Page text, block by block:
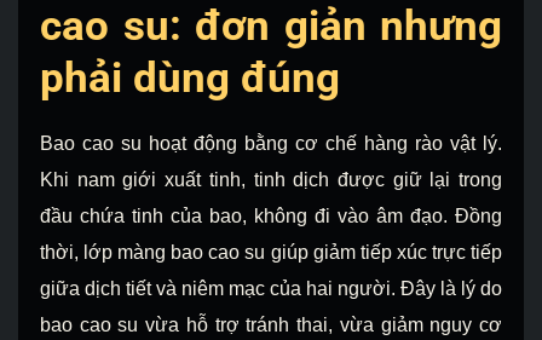
cao su: đơn giản nhưng
phải dùng đúng
Bao cao su hoạt động bằng cơ chế hàng rào vật lý.
Khi nam giới xuất tinh, tinh dịch được giữ lại trong
đầu chứa tinh của bao, không đi vào âm đạo. Đồng
thời, lớp màng bao cao su giúp giảm tiếp xúc trực tiếp
giữa dịch tiết và niêm mạc của hai người. Đây là lý do
bao cao su vừa hỗ trợ tránh thai, vừa giảm nguy cơ